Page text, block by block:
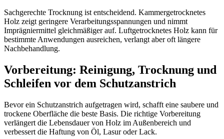
Sachgerechte Trocknung ist entscheidend. Kammergetrocknetes
Holz zeigt geringere Verarbeitungsspannungen und nimmt
Imprägniermittel gleichmäßiger auf. Luftgetrocknetes Holz kann für
bestimmte Anwendungen ausreichen, verlangt aber oft längere
Nachbehandlung.
Vorbereitung: Reinigung, Trocknung und
Schleifen vor dem Schutzanstrich
Bevor ein Schutzanstrich aufgetragen wird, schafft eine saubere und
trockene Oberfläche die beste Basis. Die richtige Vorbereitung
verlängert die Lebensdauer von Holz im Außenbereich und
verbessert die Haftung von Öl, Lasur oder Lack.